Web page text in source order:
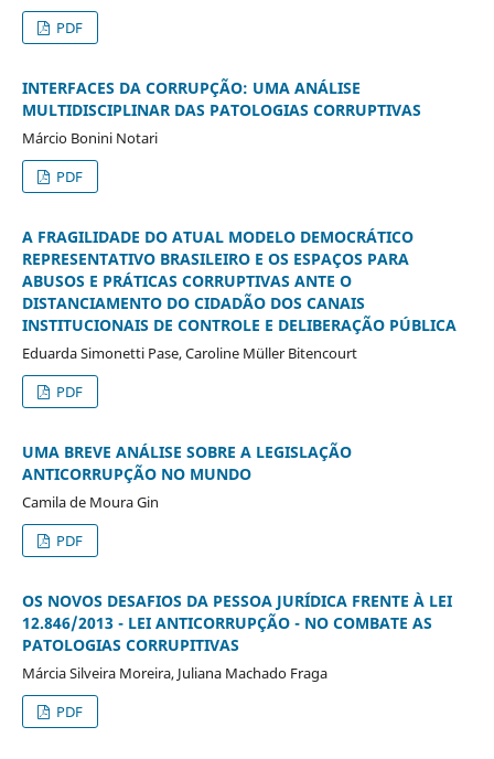
PDF
INTERFACES DA CORRUPÇÃO: UMA ANÁLISE
MULTIDISCIPLINAR DAS PATOLOGIAS CORRUPTIVAS
Márcio Bonini Notari
PDF
A FRAGILIDADE DO ATUAL MODELO DEMOCRÁTICO
REPRESENTATIVO BRASILEIRO E OS ESPAÇOS PARA
ABUSOS E PRÁTICAS CORRUPTIVAS ANTE O
DISTANCIAMENTO DO CIDADÃO DOS CANAIS
INSTITUCIONAIS DE CONTROLE E DELIBERAÇÃO PÚBLICA
Eduarda Simonetti Pase, Caroline Müller Bitencourt
PDF
UMA BREVE ANÁLISE SOBRE A LEGISLAÇÃO
ANTICORRUPÇÃO NO MUNDO
Camila de Moura Gin
PDF
OS NOVOS DESAFIOS DA PESSOA JURÍDICA FRENTE À LEI
12.846/2013 - LEI ANTICORRUPÇÃO - NO COMBATE AS
PATOLOGIAS CORRUPITIVAS
Márcia Silveira Moreira, Juliana Machado Fraga
PDF